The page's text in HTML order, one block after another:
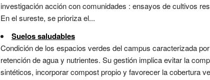
investigación acción con comunidades : ensayos de cultivos
En el sureste, se prioriza el...
Suelos saludables
Condición de los espacios verdes del campus caracterizada
retención de agua y nutrientes. Su gestión implica evitar la
sintéticos, incorporar compost propio y favorecer la cobertura